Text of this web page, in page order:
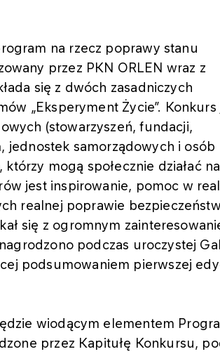
na rzecz poprawy stanu
przez PKN ORLEN wraz z
się z dwóch zasadniczych
„Eksperyment Życie”. Konkurs
(stowarzyszeń, fundacji,
jednostek samorządowych i osób
mogą społecznie działać
jest inspirowanie, pomoc w
realnej poprawie
się z ogromnym
podczas uroczystej
podsumowaniem pierwszej
wiodącym elementem
przez Kapitułę Konkursu,